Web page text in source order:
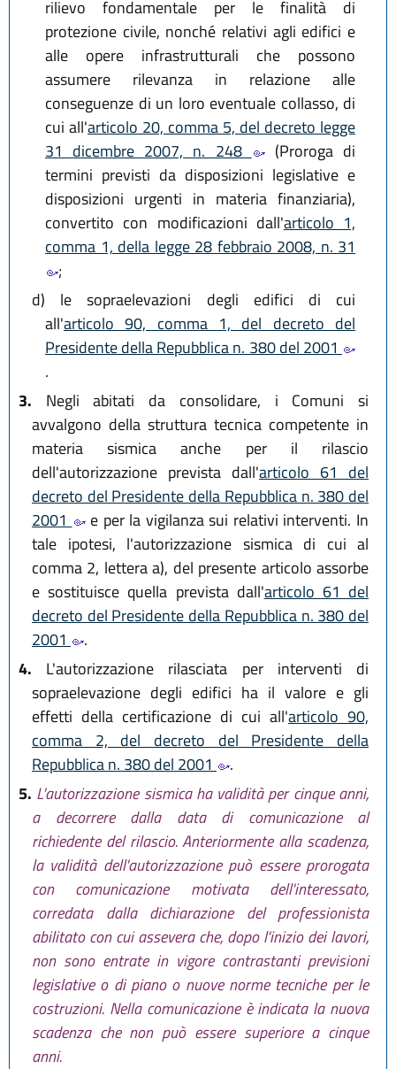
rilievo fondamentale per le finalità di
protezione civile, nonché relativi agli edifici e
alle opere infrastrutturali che possono
assumere rilevanza in relazione alle
conseguenze di un loro eventuale collasso, di
cui all'articolo 20, comma 5, del decreto legge
31 dicembre 2007, n. 248
(Proroga di
termini previsti da disposizioni legislative e
disposizioni urgenti in materia finanziaria),
convertito con modificazioni dall'articolo 1,
comma 1, della legge 28 febbraio 2008, n. 31
;
d) le sopraelevazioni degli edifici di cui
all'articolo 90, comma 1, del decreto del
Presidente della Repubblica n. 380 del 2001
.
3. Negli abitati da consolidare, i Comuni si
avvalgono della struttura tecnica competente in
materia sismica anche per il rilascio
dell'autorizzazione prevista dall'articolo 61 del
decreto del Presidente della Repubblica n. 380 del
2001
e per la vigilanza sui relativi interventi. In
tale ipotesi, l'autorizzazione sismica di cui al
comma 2, lettera a), del presente articolo assorbe
e sostituisce quella prevista dall'articolo 61 del
decreto del Presidente della Repubblica n. 380 del
2001
.
4. L'autorizzazione rilasciata per interventi di
sopraelevazione degli edifici ha il valore e gli
effetti della certificazione di cui all'articolo 90,
comma 2, del decreto del Presidente della
Repubblica n. 380 del 2001
.
5. L'autorizzazione sismica ha validità per cinque anni,
a decorrere dalla data di comunicazione al
richiedente del rilascio. Anteriormente alla scadenza,
la validità dell'autorizzazione può essere prorogata
con comunicazione motivata dell'interessato,
corredata dalla dichiarazione del professionista
abilitato con cui assevera che, dopo l'inizio dei lavori,
non sono entrate in vigore contrastanti previsioni
legislative o di piano o nuove norme tecniche per le
costruzioni. Nella comunicazione è indicata la nuova
scadenza che non può essere superiore a cinque
anni.